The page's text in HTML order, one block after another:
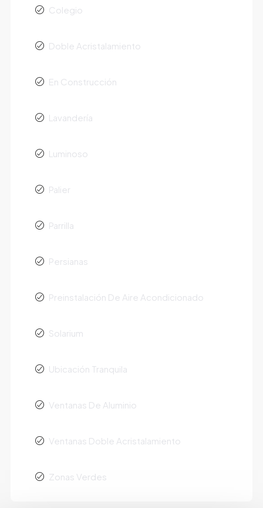
Colegio
Doble Acristalamiento
En Construcción
Lavandería
Luminoso
Palier
Parrilla
Persianas
Preinstalación De Aire Acondicionado
Solarium
Ubicación Tranquila
Ventanas De Aluminio
Ventanas Doble Acristalamiento
Zonas Verdes